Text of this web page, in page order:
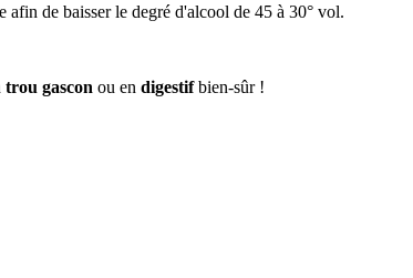
de baisser le degré d'alcool de 45 à 30° vol.
trou gascon ou en digestifbien-sûr !